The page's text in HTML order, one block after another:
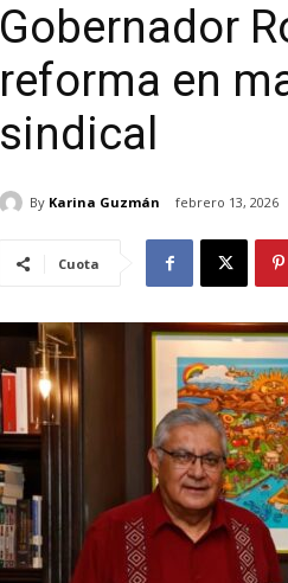
Gobernador
reforma en
sindical
By Karina Guzmán febrero 13, 2026
Cuota